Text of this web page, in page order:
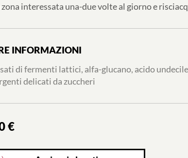
interessata una-due volte al giorno e
INFORMAZIONI
di fermenti lattici, alfa-glucano, acido
delicati da zuccheri
€